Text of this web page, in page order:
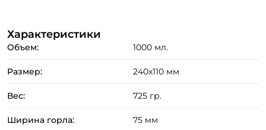
Характеристики
Объем: 1000 мл.
Размер: 240х110 мм
Вес: 725 гр.
Ширина горла: 75 мм
Придумайте пароль: *
персональных данных